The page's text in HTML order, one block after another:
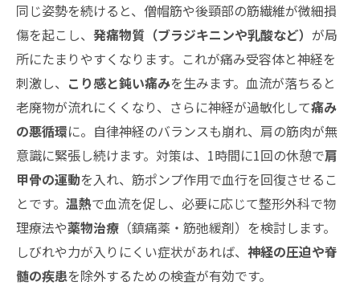
同じ姿勢を続けると、僧帽筋や後頸部の筋繊維が微細損
傷を起こし、 発痛物質（ブラジキニンや乳酸など） が局
所にたまりやすくなります。これが痛み受容体と神経を
刺激し、 こり感と鈍い痛みを生みます。血流が落ちると
老廃物が流れにくくなり、さらに神経が過敏化して痛み
の悪循環に。自律神経のバランスも崩れ、肩の筋肉が無
意識に緊張し続けます。対策は、1時間に1回の休憩で肩
甲骨の運動を入れ、筋ポンプ作用で血行を回復させるこ
とです。 温熱で血流を促し、必要に応じて整形外科で物
理療法や薬物治療 （鎮痛薬・筋弛緩剤）を検討します。
しびれや力が入りにくい症状があれば、 神経の圧迫や脊
髄の疾患を除外するための検査が有効です。